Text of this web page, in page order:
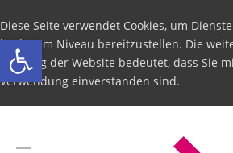
Open toolbar
Diese Seite verwendet Cookies, um
höchstem Niveau bereitzustellen. Die
Nutzung der Website bedeutet, dass Sie
Verwendung einverstanden sind.